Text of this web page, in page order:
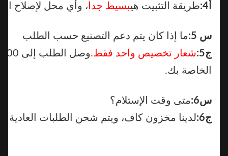
طريقة التثبيت هيبسيط جدا ، وأي محل لإصلاح
ما إذا كان يتم دعم التصنيع حسب الطلب
شعار تخصيص واحد فقط.
الخاصة بك.
متى وقت الإستلام؟
لدينا مخزون كاف، ويتم شحن الطلبات العادية داخل